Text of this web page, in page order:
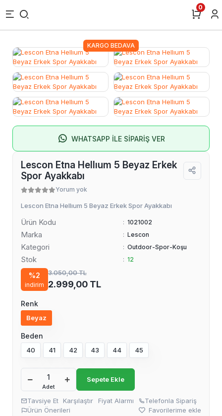
0
KARGO BEDAVA
WHATSAPP İLE SİPARİŞ VER
Lescon Etna Hellıum 5 Beyaz Erkek
Spor Ayakkabı
Yorum yok
Lescon Etna Hellıum 5 Beyaz Erkek Spor Ayakkabı
Ürün Kodu : 1021002
Marka : Lescon
Kategori : Outdoor-Spor-Koşu
Stok : 12
%2
indirim
3.050,00 TL
2.999,00 TL
Renk
Beyaz
Beden
40 41 42 43 44 45
Adet
Sepete Ekle
Tavsiye Et Karşılaştır Fiyat Alarmı
Telefonla Sipariş
Ürün Önerileri
Favorilerime ekle